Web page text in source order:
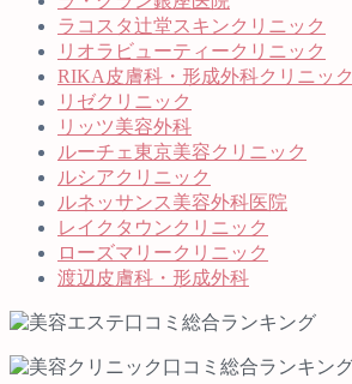
ラコスタ辻堂スキンクリニック
リオラビューティークリニック
RIKA皮膚科・形成外科クリニック
リゼクリニック
リッツ美容外科
ルーチェ東京美容クリニック
ルシアクリニック
ルネッサンス美容外科医院
レイクタウンクリニック
ローズマリークリニック
渡辺皮膚科・形成外科